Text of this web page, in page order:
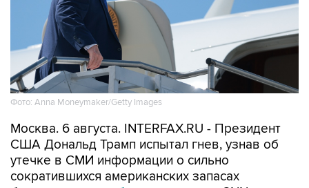
Фото: Anna Moneymaker/Getty Images
Москва. 6 августа. INTERFAX.RU - Президент
утечке в СМИ информации о сильно
сократившихся американских запасах
боеприпасов, сообщаетв четверг CNN со
ссылкой на источники.